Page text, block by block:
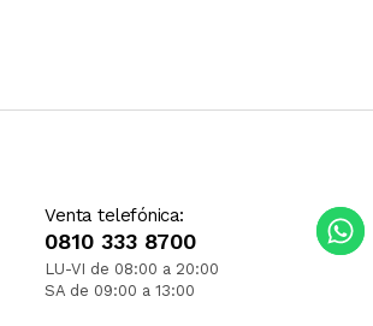
Venta telefónica:
0810 333 8700
LU-VI de 08:00 a 20:00
SA de 09:00 a 13:00